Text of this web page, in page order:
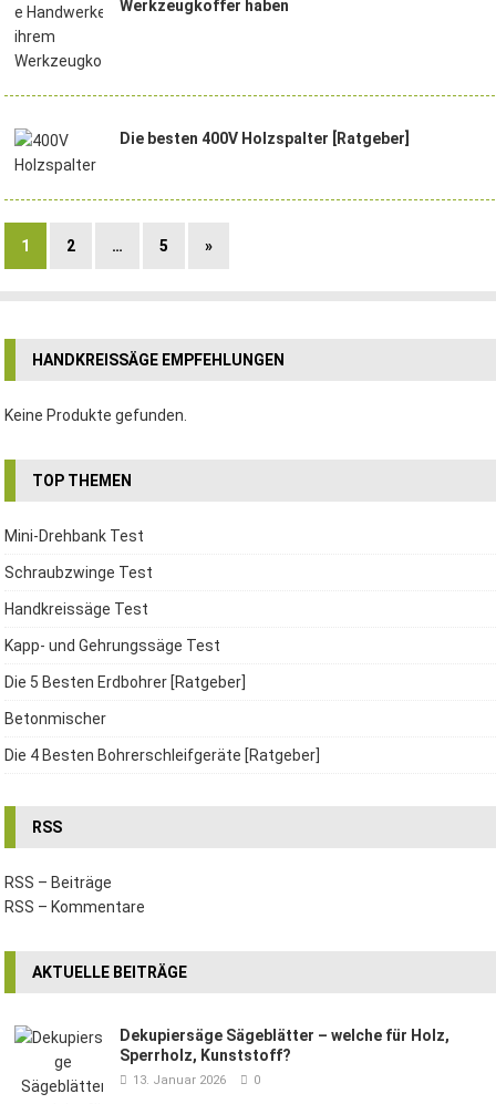
Werkzeugkoffer haben
Die besten 400V Holzspalter [Ratgeber]
1 2 … 5 »
HANDKREISSÄGE EMPFEHLUNGEN
Keine Produkte gefunden.
TOP THEMEN
Mini-Drehbank Test
Schraubzwinge Test
Handkreissäge Test
Kapp- und Gehrungssäge Test
Die 5 Besten Erdbohrer [Ratgeber]
Betonmischer
Die 4 Besten Bohrerschleifgeräte [Ratgeber]
RSS
RSS – Beiträge
RSS – Kommentare
AKTUELLE BEITRÄGE
Dekupiersäge Sägeblätter – welche für Holz,
Sperrholz, Kunststoff?
13. Januar 2026 0